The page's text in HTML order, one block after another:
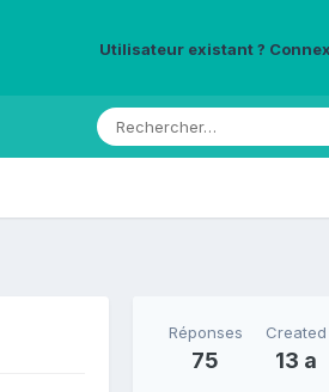
Utilisateur existant ?
Réponses
75
Created
13 a